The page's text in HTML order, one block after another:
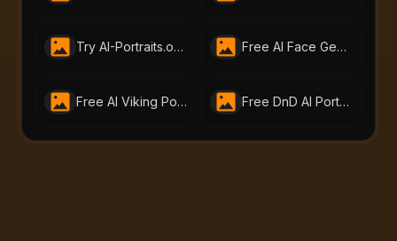
Try AI-Portraits.org’s Free Smile Filter Online to Brighten Faces with One Click Free AI Face Generator – Create Realistic Faces from Text or Photo | AI-Portraits.org
Free AI Viking Portrait Generator | ai-portraits.org Free DnD AI Portrait Generator – Create Custom DnD Charactor | ai-portraits.org